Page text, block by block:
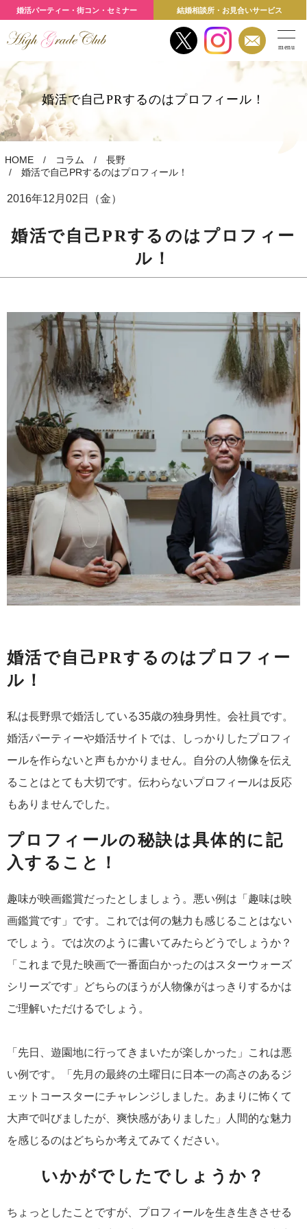
婚活パーティー・街コン・セミナー 結婚相談所・お見合いサービス
menu
婚活で自己PRするのはプロフィール！
HOME コラム
長野
婚活で自己PRするのはプロフィール！
2016年12月02日（金）
婚活で自己PRするのはプロフィー
ル！
婚活で自己PRするのはプロフィー
ル！
私は長野県で婚活している35歳の独身男性。会社員です。
婚活パーティーや婚活サイトでは、しっかりしたプロフィ
ールを作らないと声もかかりません。自分の人物像を伝え
ることはとても大切です。伝わらないプロフィールは反応
もありませんでした。
プロフィールの秘訣は具体的に記
入すること！
趣味が映画鑑賞だったとしましょう。悪い例は「趣味は映
画鑑賞です」です。これでは何の魅力も感じることはない
でしょう。では次のように書いてみたらどうでしょうか？
「これまで見た映画で一番面白かったのはスターウォーズ
シリーズです」どちらのほうが人物像がはっきりするかは
ご理解いただけるでしょう。
「先日、遊園地に行ってきまいたが楽しかった」これは悪
い例です。「先月の最終の土曜日に日本一の高さのあるジ
ェットコースターにチャレンジしました。あまりに怖くて
大声で叫びましたが、爽快感がありました」人間的な魅力
を感じるのはどちらか考えてみてください。
いかがでしたでしょうか？
ちょっとしたことですが、プロフィールを生き生きさせる